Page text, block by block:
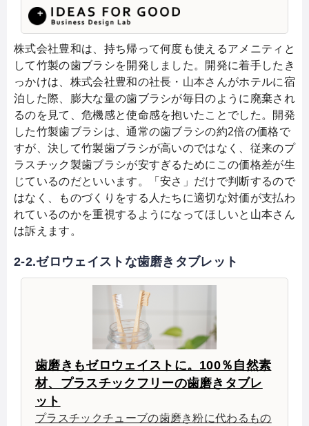
ラシを提案する。サステナブルな製品は高いと
言われるが、そもそもプラスチックの歯ブラシ
は「安すぎる」と顧客に啓蒙すると同時に、日
本古来の素材であり国内で調達が可能な竹の品
質を上げ、製品に使えるようにマーケットの拡
大を狙う。
株式会社豊和は、持ち帰って何度も使えるアメニティと
して竹製の歯ブラシを開発しました。開発に着手したき
っかけは、株式会社豊和の社長・山本さんがホテルに宿
泊した際、膨大な量の歯ブラシが毎日のように廃棄され
るのを見て、危機感と使命感を抱いたことでした。開発
した竹製歯ブラシは、通常の歯ブラシの約2倍の価格で
すが、決して竹製歯ブラシが高いのではなく、従来のプ
ラスチック製歯ブラシが安すぎるためにこの価格差が生
じているのだといいます。「安さ」だけで判断するので
はなく、ものづくりをする人たちに適切な対価が支払わ
れているのかを重視するようになってほしいと山本さん
は訴えます。
2-2.ゼロウェイストな歯磨きタブレット
歯磨きもゼロウェイストに。100％自然素
材、プラスチックフリーの歯磨きタブレ
ット
プラスチックチューブの歯磨き粉に代わるもの